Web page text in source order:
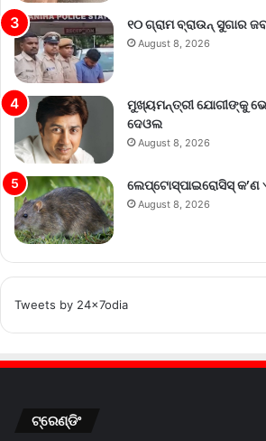
୧୦ ଗ୍ରାମ ବ୍ରାଉନ୍ ସୁଗାର
August 8, 2026
ମୁଖ୍ୟମନ୍ତ୍ରୀ ଯୋଗୀଙ୍କୁ
ଦେଓଲ
August 8, 2026
ଲେପ୍ଟୋସ୍ପାଇରୋସିସ୍ କ’ଣ
August 8, 2026
Tweets by 24x7odia
ଟ୍ରେଣ୍ଡିଂ